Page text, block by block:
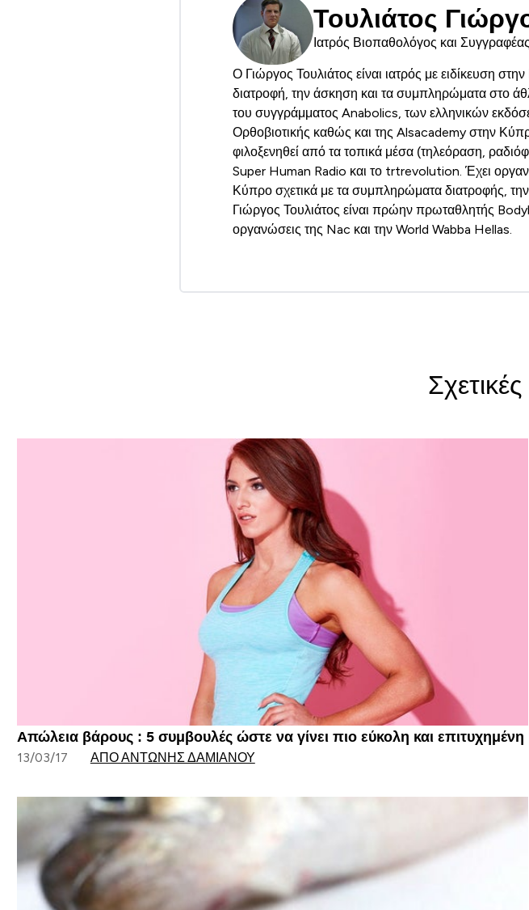
Τουλιάτος
Ιατρός Βιοπαθολόγος και Συγγραφέας
Ο Γιώργος Τουλιάτος είναι ιατρός με ειδίκευση
διατροφή, την άσκηση και τα συμπληρώματα στο
του συγγράμματος Anabolics, των ελληνικών
Ορθοβιοτικής καθώς και της Alsacademy στην
φιλοξενηθεί από τα τοπικά μέσα (τηλεόραση,
Super Human Radio και το trtrevolution. Έχει
Κύπρο σχετικά με τα συμπληρώματα διατροφής,
Γιώργος Τουλιάτος είναι πρώην πρωταθλητής
οργανώσεις της Nac και την World Wabba Hellas.
Απώλεια βάρους : 5 συμβουλές ώστε να γίνει πιο εύκολη και επιτυχημένη
13/03/17 ΑΠΌ ΑΝΤΏΝΗΣ ΔΑΜΙΑΝΟΎ